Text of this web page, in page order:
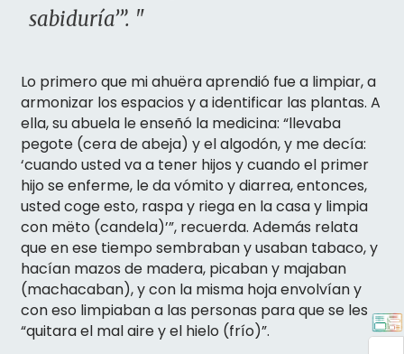
sabiduría’”. "
Lo primero que mi ahuëra aprendió fue a limpiar, a
armonizar los espacios y a identificar las plantas. A
ella, su abuela le enseñó la medicina: “llevaba
pegote (cera de abeja) y el algodón, y me decía:
‘cuando usted va a tener hijos y cuando el primer
hijo se enferme, le da vómito y diarrea, entonces,
usted coge esto, raspa y riega en la casa y limpia
con mëto (candela)’”, recuerda. Además relata
que en ese tiempo sembraban y usaban tabaco, y
hacían mazos de madera, picaban y majaban
(machacaban), y con la misma hoja envolvían y
con eso limpiaban a las personas para que se les
“quitara el mal aire y el hielo (frío)”.